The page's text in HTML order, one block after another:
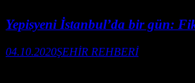
Yepisyeni İstanbul’da bir gün:
04.10.2020ŞEHİR REHBERİ